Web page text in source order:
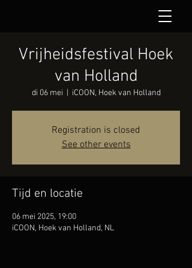
Vrijheidsfestival Hoek
van Holland
di 06 mei iCOON, Hoek van Holland
Registration is closed
See other events
Tijd en locatie
06 mei 2025, 19:00
iCOON, Hoek van Holland, NL